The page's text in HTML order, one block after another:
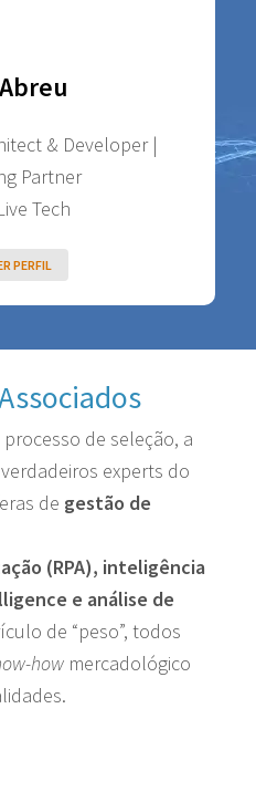
& Developer |
Partner
Tech
PERFIL
de seleção, a
experts do
de gestão de
(RPA), inteligência
e análise de
de “peso”, todos
how mercadológico